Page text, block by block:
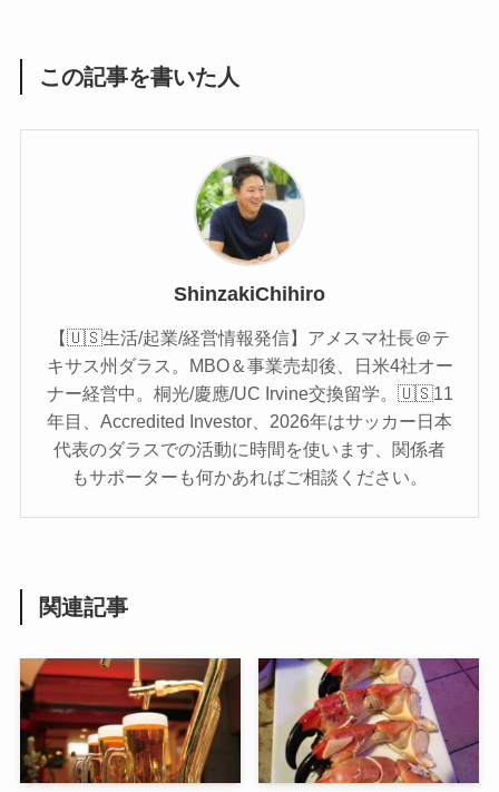
この記事を書いた人
ShinzakiChihiro
【🇺🇸生活/起業/経営情報発信】アメスマ社長＠テ
キサス州ダラス。MBO＆事業売却後、日米4社オー
ナー経営中。桐光/慶應/UC Irvine交換留学。🇺🇸11
年目、Accredited Investor、2026年はサッカー日本
代表のダラスでの活動に時間を使います、関係者
もサポーターも何かあればご相談ください。
関連記事